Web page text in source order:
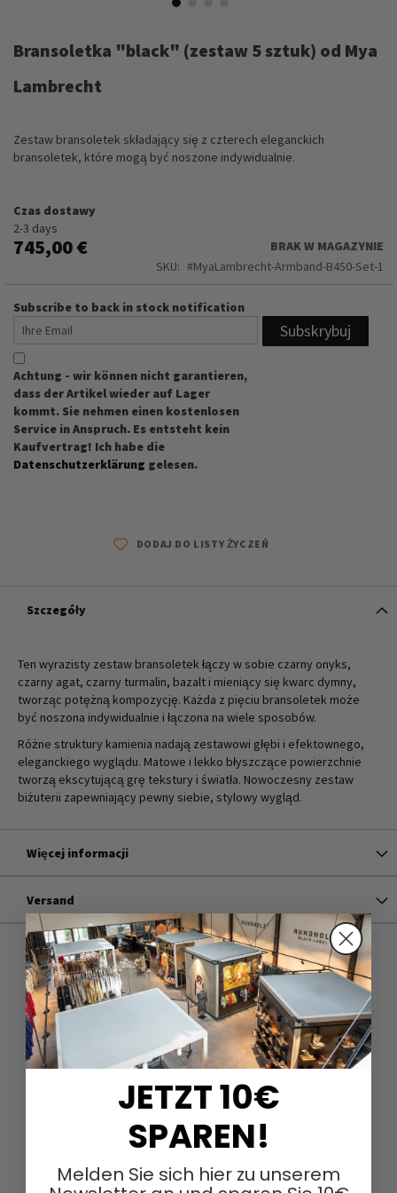
początek
Bransoletka "black" (zestaw 5 sztuk) od Mya
Lambrecht
Zestaw bransoletek składający się z czterech eleganckich
bransoletek, które mogą być noszone indywidualnie.
Czas dostawy
2-3 days
745,00 €
BRAK W MAGAZYNIE
SKU
MyaLambrecht-Armband-B450-Set-1
Subscribe to back in stock notification
Achtung - wir können nicht garantieren,
dass der Artikel wieder auf Lager
kommt. Sie nehmen einen kostenlosen
Service in Anspruch. Es entsteht kein
Kaufvertrag! Ich habe die
Datenschutzerklärung gelesen.
Subskrybuj
DODAJ DO LISTY ŻYCZEŃ
Szczegóły
Ten wyrazisty zestaw bransoletek łączy w sobie czarny onyks,
czarny agat, czarny turmalin, bazalt i mieniący się kwarc dymny,
tworząc potężną kompozycję. Każda z pięciu bransoletek może
być noszona indywidualnie i łączona na wiele sposobów.
Różne struktury kamienia nadają zestawowi głębi i efektownego,
eleganckiego wyglądu. Matowe i lekko błyszczące powierzchnie
tworzą ekscytującą grę tekstury i światła. Nowoczesny zestaw
biżuterii zapewniający pewny siebie, stylowy wygląd.
Więcej informacji
Versand
JETZT 10€
SPAREN!
Melden Sie sich hier zu unserem